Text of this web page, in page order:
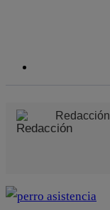
Redacción